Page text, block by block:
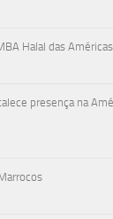
Halal das Américas
presença na